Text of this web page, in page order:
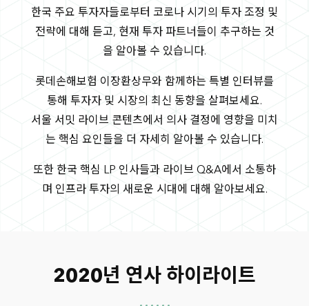
한국 주요 투자자들로부터 코로나 시기의 투자 조정 및
전략에 대해 듣고, 현재 투자 파트너들이 추구하는 것
을 알아볼 수 있습니다.
롯데손해보험 이장환상무와 함께하는 특별 인터뷰를
통해 투자자 및 시장의 최신 동향을 살펴보세요.
서울 서밋 라이브 콘텐츠에서 의사 결정에 영향을 미치
는 핵심 요인들을 더 자세히 알아볼 수 있습니다.
또한 한국 핵심 LP 인사들과 라이브 Q&A에서 소통하
며 인프라 투자의 새로운 시대에 대해 알아보세요.
2020년 연사 하이라이트